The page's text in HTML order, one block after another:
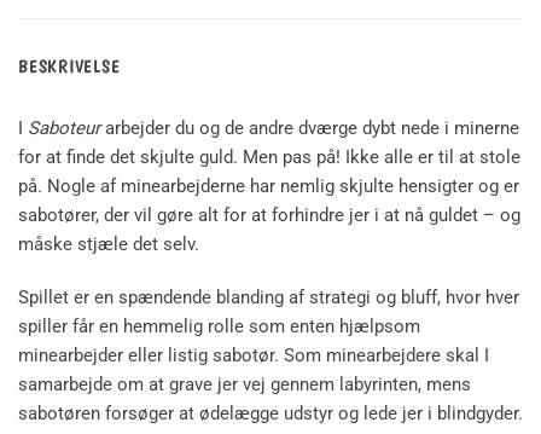
BESKRIVELSE
Saboteurarbejder du og de andre dværge dybt nede i minerne
for at finde det skjulte guld. Men pas på! Ikke alle er til at stole
på. Nogle af minearbejderne har nemlig skjulte hensigter og er
sabotører, der vil gøre alt for at forhindre jer i at nå guldet – og
måske stjæle det selv.
Spillet er en spændende blanding af strategi og bluff, hvor hver
spiller får en hemmelig rolle som enten hjælpsom
minearbejder eller listig sabotør. Som minearbejdere skal I
samarbejde om at grave jer vej gennem labyrinten, mens
sabotøren forsøger at ødelægge udstyr og lede jer i blindgyder.